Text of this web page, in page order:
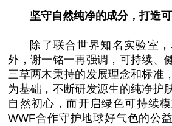
坚守自然纯净的成分，打造
除了联合世界知名实验室
外，谢一铭一再强调，可持续、
三草两木秉持的发展理念和标准
为基础，不断研发源生的纯净护
自然初心，而开启绿色可持续
WWF合作守护地球好气色的公